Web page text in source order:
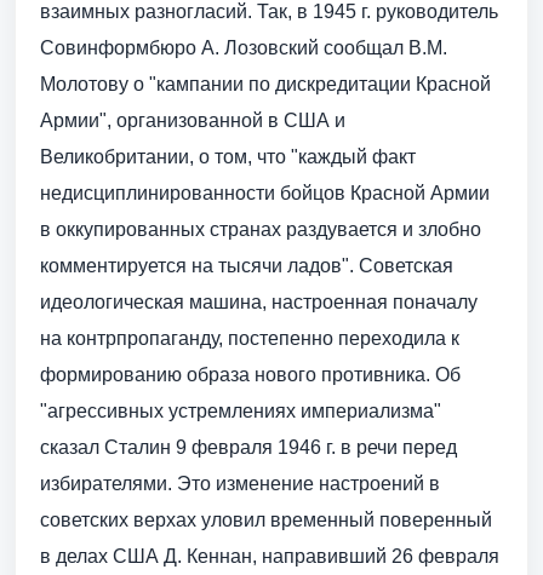
взаимных разногласий. Так, в 1945 г. руководитель
Совинформбюро А. Лозовский сообщал В.М.
Молотову о "кампании по дискредитации Красной
Армии", организованной в США и
Великобритании, о том, что "каждый факт
недисциплинированности бойцов Красной Армии
в оккупированных странах раздувается и злобно
комментируется на тысячи ладов". Советская
идеологическая машина, настроенная поначалу
на контрпропаганду, постепенно переходила к
формированию образа нового противника. Об
"агрессивных устремлениях империализма"
сказал Сталин 9 февраля 1946 г. в речи перед
избирателями. Это изменение настроений в
советских верхах уловил временный поверенный
в делах США Д. Кеннан, направивший 26 февраля